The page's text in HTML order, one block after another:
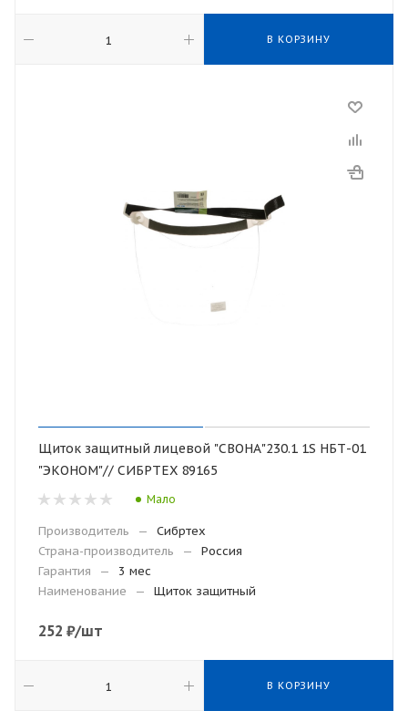
В КОРЗИНУ
Щиток защитный лицевой "СВОНА"230.1 1S НБТ-01
"ЭКОНОМ"// СИБРТЕХ 89165
Мало
Производитель —
Сибртех
Страна-производитель
—
Россия
Гарантия
—
3 мес
Наименование
— Щиток защитный
252 ₽/шт
В КОРЗИНУ